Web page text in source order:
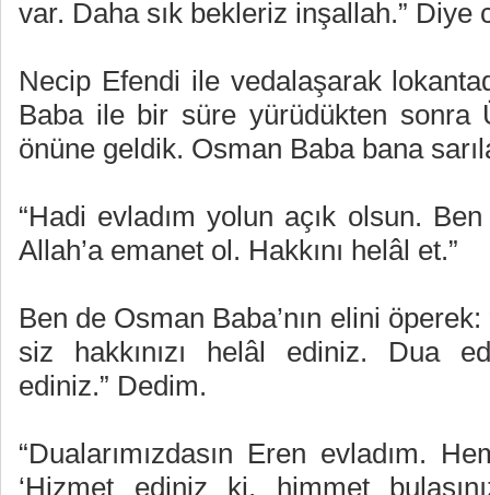
var. Daha sık bekleriz inşallah.” Diye
Necip Efendi ile vedalaşarak
Baba ile bir süre yürüdükten sonra
önüne geldik. Osman Baba bana
“Hadi evladım yolun açık olsun.
Allah’a emanet ol. Hakkını helâl et.”
Ben de Osman Baba’nın elini
siz hakkınızı helâl ediniz. Dua
ediniz.” Dedim.
“Dualarımızdasın Eren evladım.
‘Hizmet ediniz ki, himmet